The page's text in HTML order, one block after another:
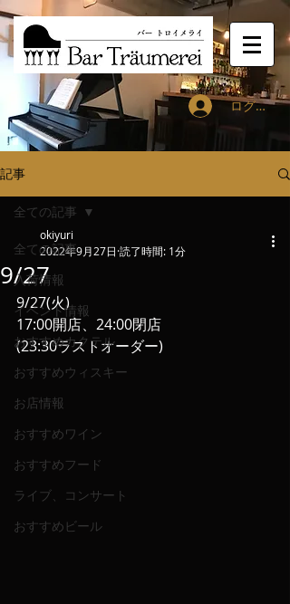
ログイン
記事
全ての記事
入荷情報
イベント情報
おすすめカクテル
おすすめウィスキー
お店情報
おすすめワイン
おすすめフード
ライブ、コンサート
おすすめビール
全ての記事
9/27
okiyuri
2022年9月27日 読了時間: 1分
9/27(火)
17:00開店、24:00閉店
(23:30ラストオーダー)